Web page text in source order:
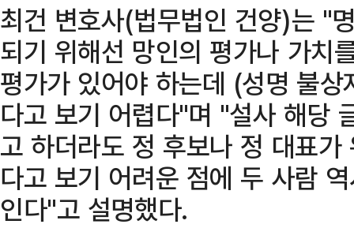
최건 변호사(법무법인 건양)는 "
되기 위해선 망인의 평가나 가치
평가가 있어야 하는데 (성명 불
다고 보기 어렵다"며 "설사 해당
고 하더라도 정 후보나 정 대표
다고 보기 어려운 점에 두 사람
인다"고 설명했다.